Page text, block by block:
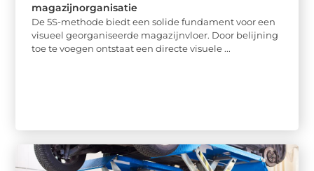
magazijnorganisatie
De 5S-methode biedt een solide fundament voor een
visueel georganiseerde magazijnvloer. Door belijning
toe te voegen ontstaat een directe visuele ...